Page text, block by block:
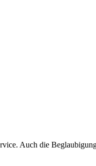
Auch die